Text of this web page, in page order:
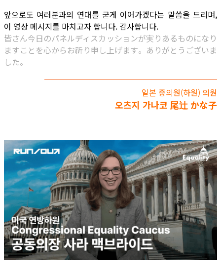
앞으로도 여러분과의 연대를 굳게 이어가겠다는 말씀을 드리며,
이 영상 메시지를 마치고자 합니다. 감사합니다.
皆さん今日のパネルディスカッションが実りあるものになり
ますことを心からお祈り申し上げます。ありがとうございま
した。
일본 중의원(하원) 의원
오츠지 가나코 尾辻 かな子